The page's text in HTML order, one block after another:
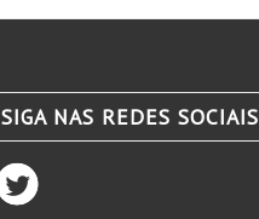
SIGA NAS REDES SOCIAIS